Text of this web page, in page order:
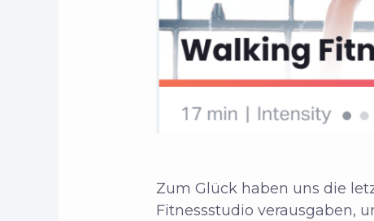
Zum Glück haben uns die
Fitnessstudio verausgaben,